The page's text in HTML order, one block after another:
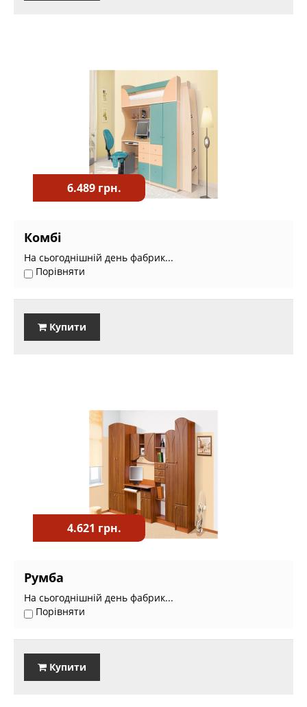
6.489 грн.
Комбі
На сьогоднішній день фабрик...
Порівняти
Купити
4.621 грн.
Румба
На сьогоднішній день фабрик...
Порівняти
Купити